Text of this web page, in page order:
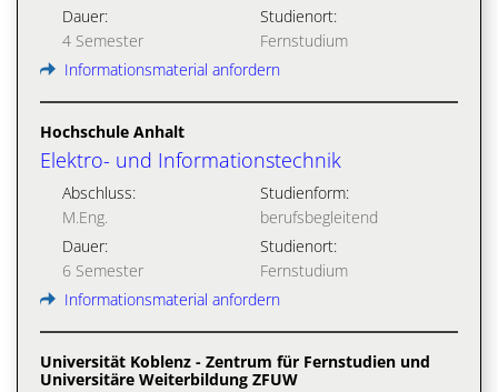
Dauer:
4 Semester
Studienort:
Fernstudium
Informationsmaterial anfordern
Hochschule Anhalt
Elektro- und Informationstechnik
Abschluss:
M.Eng.
Studienform:
berufsbegleitend
Dauer:
6 Semester
Studienort:
Fernstudium
Informationsmaterial anfordern
Universität Koblenz - Zentrum für Fernstudien und
Universitäre Weiterbildung ZFUW